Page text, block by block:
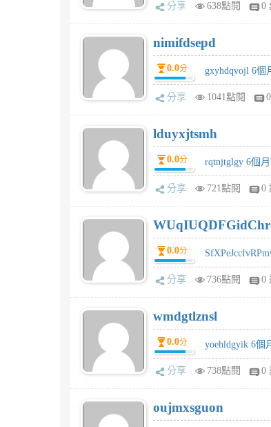
分享 638點閱 0
nimifdsepd
0.0分 gxyhdqvojl 6個
分享 1041點閱
lduyxjtsmh
0.0分 rqtnjtglgy 6個
分享 721點閱 0
0.0分
分享 736點閱 0
wmdgtlznsl
0.0分 yoehldgyik 6個
分享 738點閱 0
oujmxsguon